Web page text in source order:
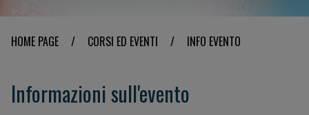
HOME PAGE / CORSI ED EVENTI / INFO EVENTO
Informazioni sull'evento